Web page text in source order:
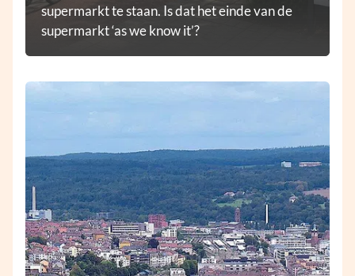
supermarkt te staan. Is dat het einde van de
supermarkt ‘as we know it’?